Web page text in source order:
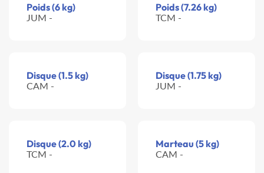
Poids (6 kg)
JUM -
Poids (7.26 kg)
TCM -
Disque (1.5 kg)
CAM -
Disque (1.75 kg)
JUM -
Disque (2.0 kg)
TCM -
Marteau (5 kg)
CAM -